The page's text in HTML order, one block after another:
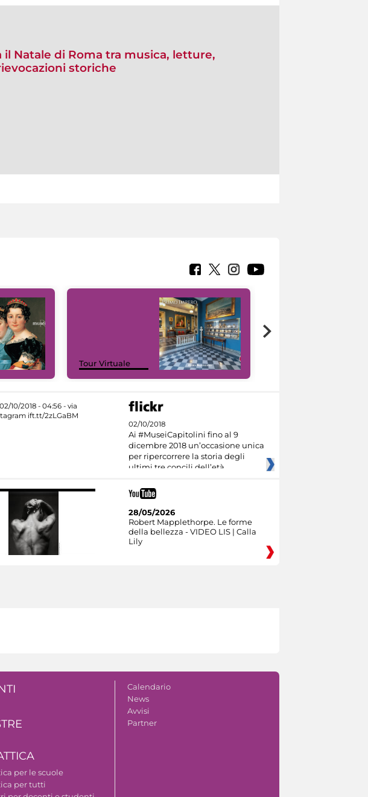
Natale di Roma tra musica, letture,
storiche
Tour Virtuale
02/10/2018
Ai #MuseiCapitolini fino al 9
dicembre 2018 un’occasione unica
per ripercorrere la storia degli
ultimi tre concili dell’età
28/05/2026
Robert Mapplethorpe. Le forme
della bellezza - VIDEO LIS | Calla
Lily
per le scuole
per tutti
Calendario
News
Avvisi
Partner